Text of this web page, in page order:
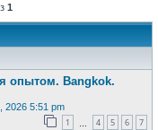
1
опытом. Bangkok.
2026 5:51 pm
1 4 5 6 7